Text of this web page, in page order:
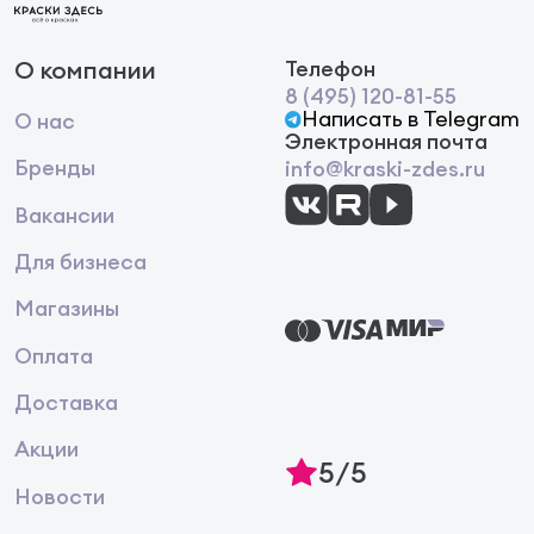
О компании
О нас
Бренды
Вакансии
Для бизнеса
Магазины
Оплата
Доставка
Акции
Новости
Телефон
8 (495) 120-81-55
Написать в Telegram
Электронная почта
info@kraski-zdes.ru
5/5